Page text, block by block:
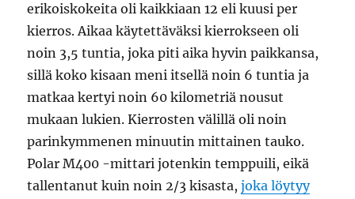
erikoiskokeita oli kaikkiaan 12 eli kuusi per
kierros. Aikaa käytettäväksi kierrokseen oli
noin 3,5 tuntia, joka piti aika hyvin paikkansa,
sillä koko kisaan meni itsellä noin 6 tuntia ja
matkaa kertyi noin 60 kilometriä nousut
mukaan lukien. Kierrosten välillä oli noin
parinkymmenen minuutin mittainen tauko.
Polar M400 -mittari jotenkin temppuili, eikä
tallentanut kuin noin 2/3 kisasta,joka löytyy